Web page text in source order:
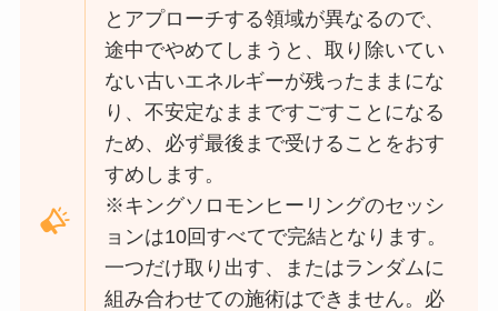
とアプローチする領域が異なるので、
途中でやめてしまうと、取り除いてい
ない古いエネルギーが残ったままにな
り、不安定なままですごすことになる
ため、必ず最後まで受けることをおす
すめします。
※キングソロモンヒーリングのセッシ
ョンは10回すべてで完結となります。
一つだけ取り出す、またはランダムに
組み合わせての施術はできません。必